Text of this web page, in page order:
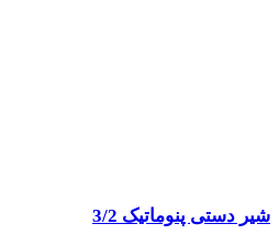
شیر دستی پنوماتیک 3/2